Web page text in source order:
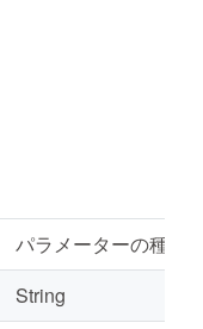
パラメーターの種類
String